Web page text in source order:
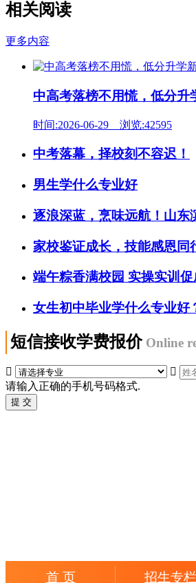
相关阅读
更多内容
中高考落榜不用慌，低分升
时间:2026-06-29 浏览:42595
中考落幕，择校刻不容迟！
男生学什么专业好
逐浪深蓝，烹味远航！山东
家校鉴证成长，技能感恩同
端午粽香满校园 实操实训
女生初中毕业学什么专业好
短信接收学费报价 Online
 
请输入正确的手机号码格式.
首 页 招生专栏